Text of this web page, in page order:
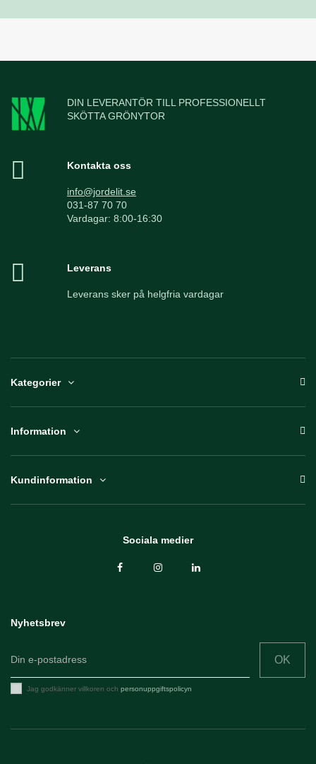
DIN LEVERANTÖR TILL PROFESSIONELLT
SKÖTTA GRÖNYTOR
Kontakta oss
info@jordelit.se
031-87 70 70
Vardagar: 8:00-16:30
Leverans
Leverans sker på helgfria vardagar
Kategorier
Information
Kundinformation
Sociala medier
Nyhetsbrev
OK
Jag godkänner villkoren och personuppgiftspolicyn